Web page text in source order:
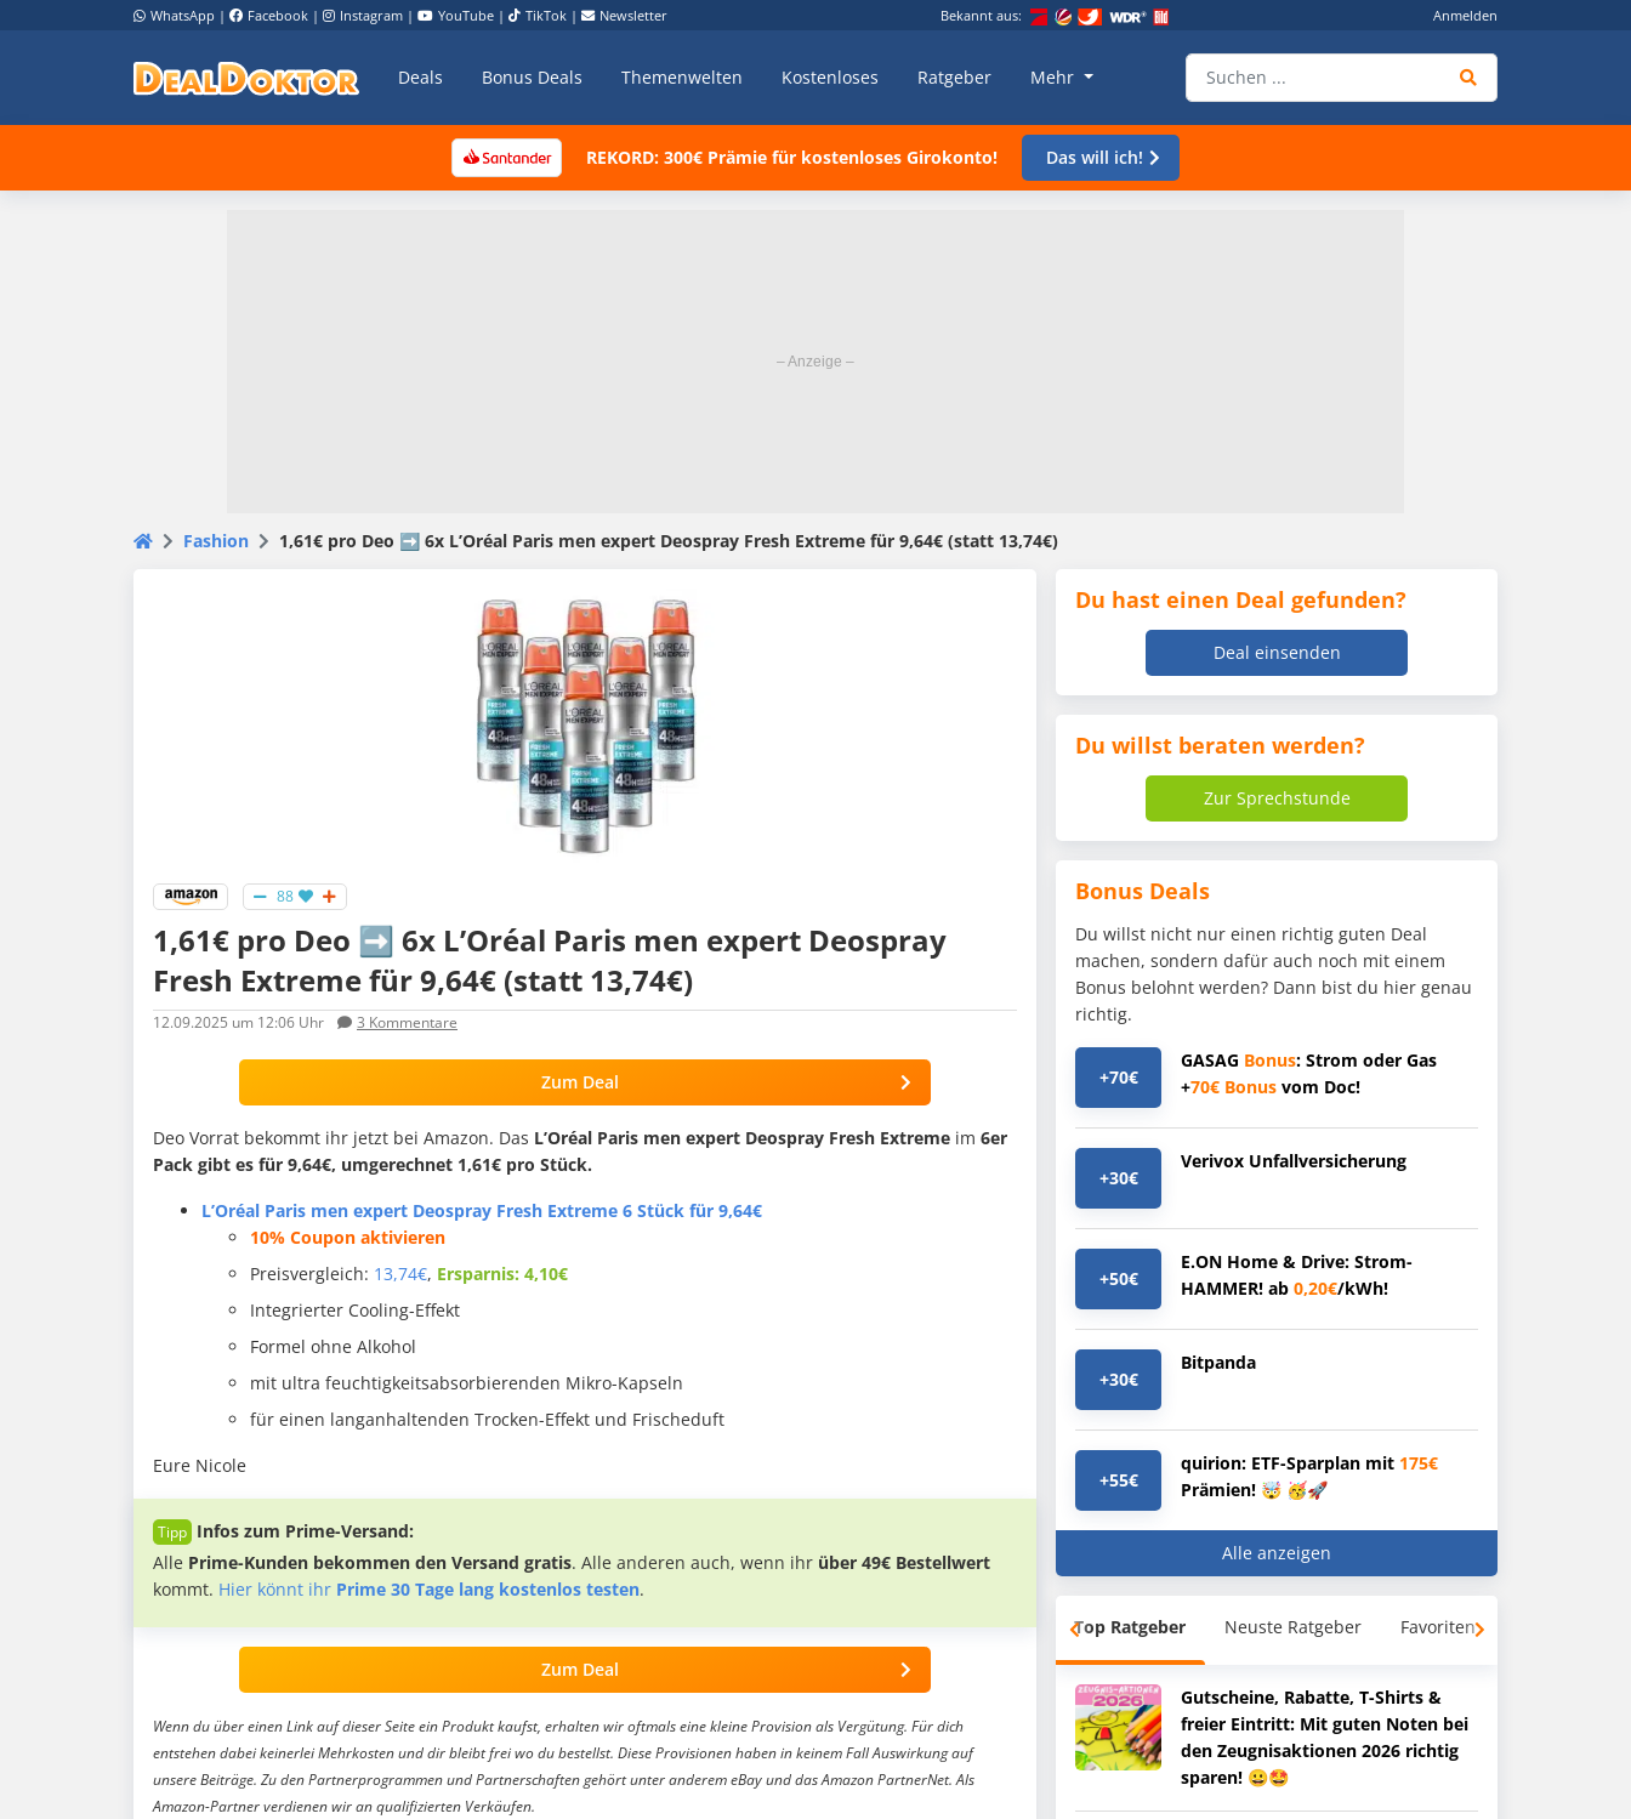
WhatsApp | Facebook | Instagram | YouTube | TikTok | Newsletter Bekannt aus: Anmelden
Deals Bonus Deals Themenwelten Kostenloses Ratgeber Mehr
REKORD: 300€ Prämie für kostenloses Girokonto! Das will ich!
Fashion 1,61€ pro Deo ➡️ 6x L’Oréal Paris men expert Deospray Fresh Extreme für 9,64€ (statt 13,74€)
88
1,61€ pro Deo ➡️ 6x L’Oréal Paris men expert Deospray
Fresh Extreme für 9,64€ (statt 13,74€)
12.09.2025 um 12:06 Uhr 3 Kommentare
Zum Deal
Deo Vorrat bekommt ihr jetzt bei Amazon. Das L’Oréal Paris men expert Deospray Fresh Extreme im 6er
Pack gibt es für 9,64€, umgerechnet 1,61€ pro Stück.
L’Oréal Paris men expert Deospray Fresh Extreme 6 Stück für 9,64€
10% Coupon aktivieren
Preisvergleich: 13,74€, Ersparnis: 4,10€
Integrierter Cooling-Effekt
Formel ohne Alkohol
mit ultra feuchtigkeitsabsorbierenden Mikro-Kapseln
für einen langanhaltenden Trocken-Effekt und Frischeduft
Eure Nicole
Infos zum Prime-Versand:
Alle Prime-Kunden bekommen den Versand gratis. Alle anderen auch, wenn ihr über 49€ Bestellwert
kommt. Hier könnt ihr Prime 30 Tage lang kostenlos testen.
Zum Deal
Wenn du über einen Link auf dieser Seite ein Produkt kaufst, erhalten wir oftmals eine kleine Provision als Vergütung. Für dich
entstehen dabei keinerlei Mehrkosten und dir bleibt frei wo du bestellst. Diese Provisionen haben in keinem Fall Auswirkung auf
unsere Beiträge. Zu den Partnerprogrammen und Partnerschaften gehört unter anderem eBay und das Amazon PartnerNet. Als
Amazon-Partner verdienen wir an qualifizierten Verkäufen.
Du hast einen Deal gefunden?
Deal einsenden
Du willst beraten werden?
Zur Sprechstunde
Bonus Deals
Du willst nicht nur einen richtig guten Deal
machen, sondern dafür auch noch mit einem
Bonus belohnt werden? Dann bist du hier genau
richtig.
+70€
GASAG Bonus: Strom oder Gas
+70€ Bonus vom Doc!
+30€
Verivox Unfallversicherung
+50€
E.ON Home & Drive: Strom-
HAMMER! ab 0,20€/kWh!
+30€
Bitpanda
+55€
quirion: ETF-Sparplan mit 175€
Prämien! 🤯 🥳🚀
Alle anzeigen
Top Ratgeber Neuste Ratgeber Favoriten
Gutscheine, Rabatte, T-Shirts &
freier Eintritt: Mit guten Noten bei
den Zeugnisaktionen 2026 richtig
sparen! 😀🤩